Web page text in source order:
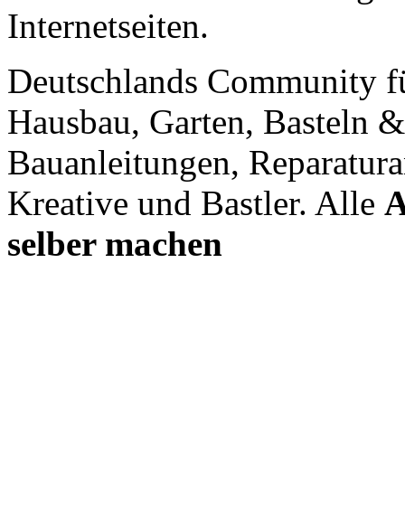
Internetseiten.
Deutschlands Community
Hausbau, Garten, Basteln
Bauanleitungen,
Kreative und Bastler. Alle
selber machen